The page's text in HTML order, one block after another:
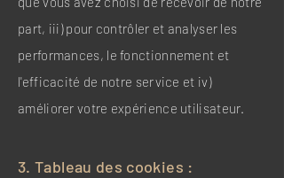
part, iii) pour contrôler et analyser les
performances, le fonctionnement et
l'efficacité de notre service et iv)
améliorer votre expérience utilisateur.
3. Tableau des cookies :